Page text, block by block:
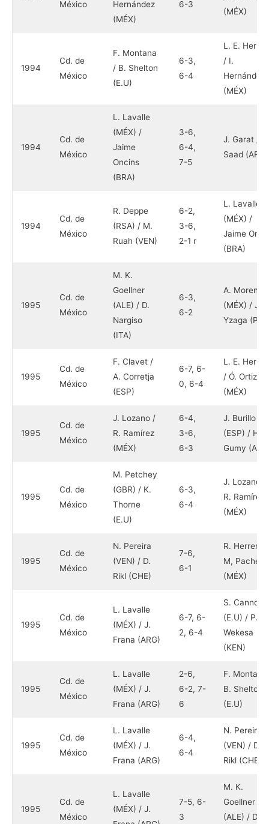
México
Hernández
(MÉX)
6-3
(MÉX)
1994
Cd. de
México
F. Montana
/ B. Shelton
(E.U)
6-3,
6-4
L. E.
/ I.
Hernández
(MÉX)
1994
Cd. de
México
L. Lavalle
(MÉX) /
Jaime
Oncins
(BRA)
3-6,
6-4,
7-5
J. Garat / R.
Saad (ARG)
1994
Cd. de
México
R. Deppe
(RSA) / M.
Ruah (VEN)
6-2,
3-6,
2-1 r
L. Lavalle
(MÉX) /
Jaime
(BRA)
1995
Cd. de
México
M. K.
Goellner
(ALE) / D.
Nargiso
(ITA)
6-3,
6-2
A. Moreno
(MÉX) / J.
Yzaga
1995
Cd. de
México
F. Clavet /
A. Corretja
(ESP)
6-7, 6-
0, 6-4
L. E.
/ Ó. Ortiz
(MÉX)
1995
Cd. de
México
J. Lozano /
R. Ramírez
(MÉX)
6-4,
3-6,
6-3
J. Burillo
(ESP) / H.
Gumy
1995
Cd. de
México
M. Petchey
(GBR) / K.
Thorne
(E.U)
6-3,
6-4
J. Lozano /
R. Ramírez
(MÉX)
1995
Cd. de
México
N. Pereira
(VEN) / D.
Rikl (CHE)
7-6,
6-1
R. Herrera /
M, Pacheco
(MÉX)
1995
Cd. de
México
L. Lavalle
(MÉX) / J.
Frana (ARG)
6-7, 6-
2, 6-4
S. Cannon
(E.U) / P.
Wekesa
(KEN)
1995
Cd. de
México
L. Lavalle
(MÉX) / J.
Frana (ARG)
2-6,
6-2, 7-
6
F.
B. Shelton
(E.U)
1995
Cd. de
México
L. Lavalle
(MÉX) / J.
Frana (ARG)
6-4,
6-4
N. Pereira
(VEN) / D.
Rikl (CHE)
1995
Cd. de
México
L. Lavalle
(MÉX) / J.
7-5, 6-
3
M. K.
Goellner
(ALE) / D.